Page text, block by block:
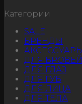
Категории
SALE
БРЕНДЫ
АКСЕССУАРЫ
ДЛЯ БРОВЕЙ
ДЛЯ ГЛАЗ
ДЛЯ ГУБ
ДЛЯ ЛИЦА
ДЛЯ ТЕЛА